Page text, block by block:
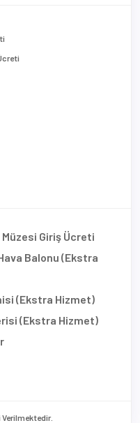
Müzesi Giriş Ücreti
Balonu (Ekstra
(Ekstra Hizmet)
(Ekstra Hizmet)